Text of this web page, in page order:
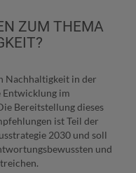
ZUM THEMA
Nachhaltigkeit in der
Entwicklung im
Bereitstellung dieses
ist Teil der
2030 und soll
und